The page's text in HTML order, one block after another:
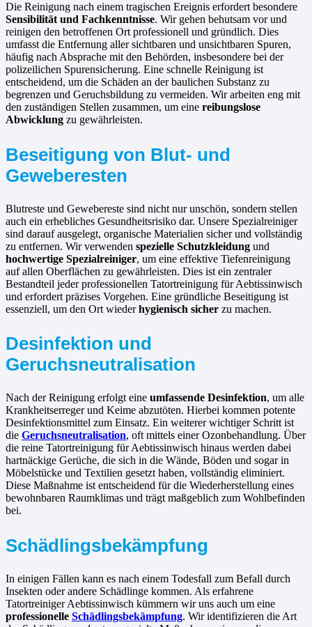
Die Reinigung nach einem tragischen Ereignis erfordert besondere
Sensibilität und Fachkenntnisse. Wir gehen behutsam vor und
reinigen den betroffenen Ort professionell und gründlich. Dies
umfasst die Entfernung aller sichtbaren und unsichtbaren Spuren,
häufig nach Absprache mit den Behörden, insbesondere bei der
polizeilichen Spurensicherung. Eine schnelle Reinigung ist
entscheidend, um die Schäden an der baulichen Substanz zu
begrenzen und Geruchsbildung zu vermeiden. Wir arbeiten eng mit
den zuständigen Stellen zusammen, um eine reibungslose
Abwicklung zu gewährleisten.
Beseitigung von Blut- und
Geweberesten
Blutreste und Gewebereste sind nicht nur unschön, sondern stellen
auch ein erhebliches Gesundheitsrisiko dar. Unsere Spezialreiniger
sind darauf ausgelegt, organische Materialien sicher und vollständig
zu entfernen. Wir verwenden spezielle Schutzkleidung und
hochwertige Spezialreiniger, um eine effektive Tiefenreinigung
auf allen Oberflächen zu gewährleisten. Dies ist ein zentraler
Bestandteil jeder professionellen Tatortreinigung für Aebtissinwisch
und erfordert präzises Vorgehen. Eine gründliche Beseitigung ist
essenziell, um den Ort wiederhygienisch sicher zu machen.
Desinfektion und
Geruchsneutralisation
Nach der Reinigung erfolgt eine umfassende Desinfektion, um alle
Krankheitserreger und Keime abzutöten. Hierbei kommen potente
Desinfektionsmittel zum Einsatz. Ein weiterer wichtiger Schritt ist
die Geruchsneutralisation, oft mittels einer Ozonbehandlung. Über
die reine Tatortreinigung für Aebtissinwisch hinaus werden dabei
hartnäckige Gerüche, die sich in die Wände, Böden und sogar in
Möbelstücke und Textilien gesetzt haben, vollständig eliminiert.
Diese Maßnahme ist entscheidend für die Wiederherstellung eines
bewohnbaren Raumklimas und trägt maßgeblich zum Wohlbefinden
bei.
Schädlingsbekämpfung
In einigen Fällen kann es nach einem Todesfall zum Befall durch
Insekten oder andere Schädlinge kommen. Als erfahrene
Tatortreiniger Aebtissinwisch kümmern wir uns auch um eine
professionelle Schädlingsbekämpfung. Wir identifizieren die Art